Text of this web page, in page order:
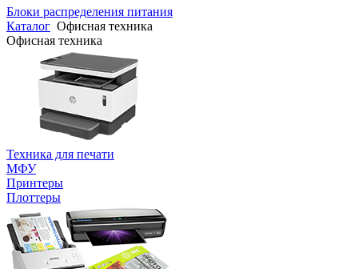
Блоки распределения питания
Каталог Офисная техника
Офисная техника
Техника для печати
МФУ
Принтеры
Плоттеры